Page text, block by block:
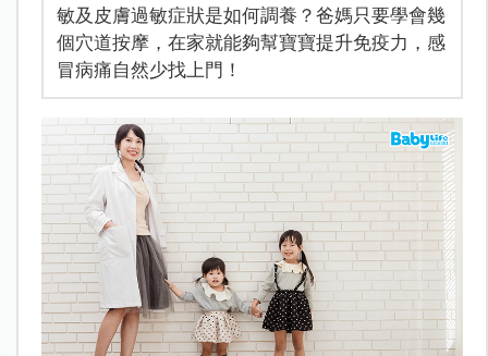
敏及皮膚過敏症狀是如何調養？爸媽只要學會幾
個穴道按摩，在家就能夠幫寶寶提升免疫力，感
冒病痛自然少找上門！